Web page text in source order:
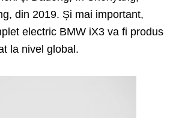
din 2019. Și mai important,
electric BMW iX3 va fi produs
la nivel global.